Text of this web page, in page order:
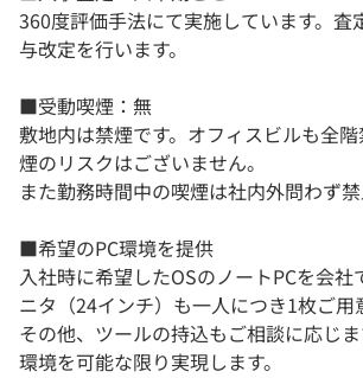
360度評価手法にて実施しています。査
与改定を行います。
■受動喫煙：無
敷地内は禁煙です。オフィスビルも全
煙のリスクはございません。
また勤務時間中の喫煙は社内外問わず禁
■希望のPC環境を提供
入社時に希望したOSのノートPCを会社
ニタ（24インチ）も一人につき1枚ご用
その他、ツールの持込もご相談に応じ
環境を可能な限り実現します。